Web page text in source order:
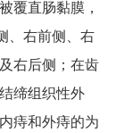
覆直肠黏膜，
、右前侧、右
右后侧；在齿
缔组织性外
痔和外痔的为